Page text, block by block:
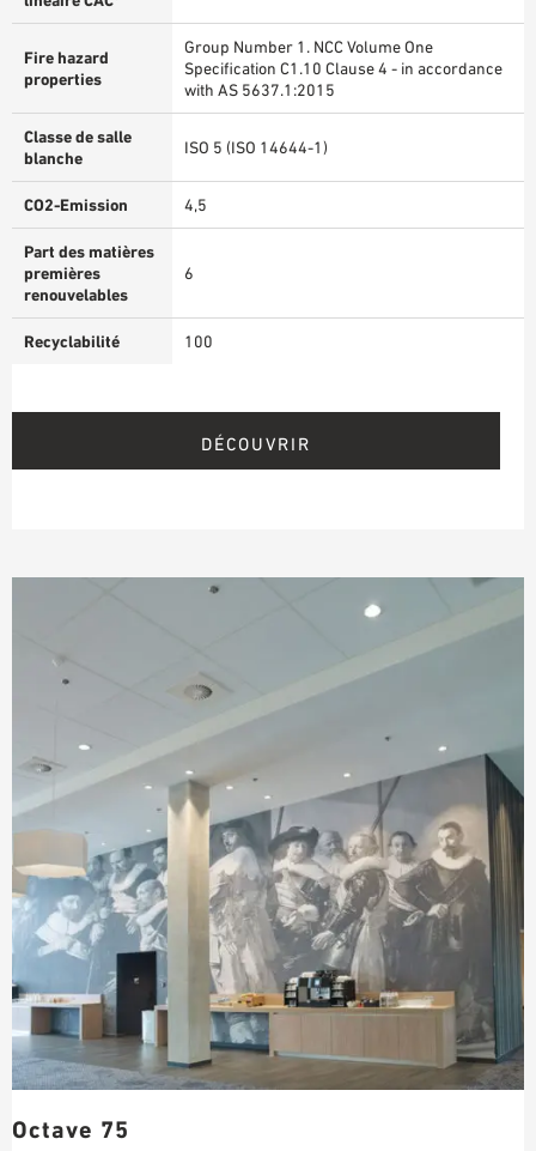
Fire hazard
properties
Group Number 1. NCC Volume One
Specification C1.10 Clause 4 - in accordance
with AS 5637.1:2015
Classe de salle
blanche
ISO 5 (ISO 14644-1)
CO2-Emission 4,5
Part des matières
premières
renouvelables
6
Recyclabilité 100
DÉCOUVRIR
Octave 75